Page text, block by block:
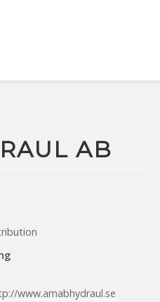
AB
www.amabhydraul.se